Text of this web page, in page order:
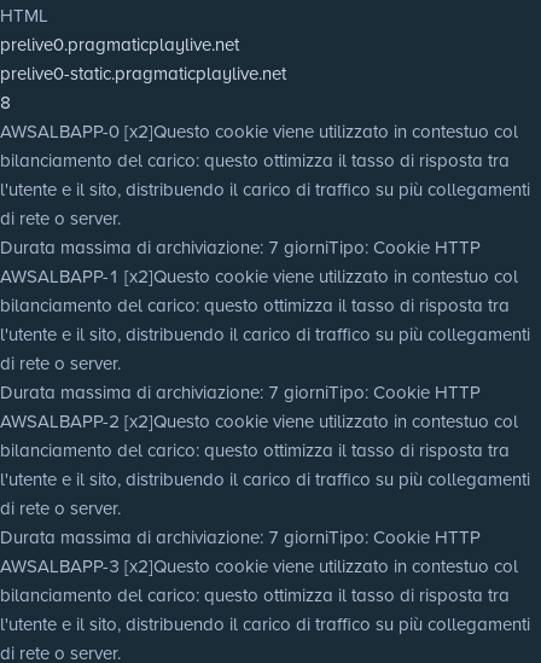
HTML
prelive0.pragmaticplaylive.net
prelive0-static.pragmaticplaylive.net
8
AWSALBAPP-0 [x2]Questo cookie viene utilizzato in contestuo col
bilanciamento del carico: questo ottimizza il tasso di risposta tra
l'utente e il sito, distribuendo il carico di traffico su più collegamenti
di rete o server.
Durata massima di archiviazione: 7 giorniTipo: Cookie HTTP
AWSALBAPP-1 [x2]Questo cookie viene utilizzato in contestuo col
bilanciamento del carico: questo ottimizza il tasso di risposta tra
l'utente e il sito, distribuendo il carico di traffico su più collegamenti
di rete o server.
Durata massima di archiviazione: 7 giorniTipo: Cookie HTTP
AWSALBAPP-2 [x2]Questo cookie viene utilizzato in contestuo col
bilanciamento del carico: questo ottimizza il tasso di risposta tra
l'utente e il sito, distribuendo il carico di traffico su più collegamenti
di rete o server.
Durata massima di archiviazione: 7 giorniTipo: Cookie HTTP
AWSALBAPP-3 [x2]Questo cookie viene utilizzato in contestuo col
bilanciamento del carico: questo ottimizza il tasso di risposta tra
l'utente e il sito, distribuendo il carico di traffico su più collegamenti
di rete o server.